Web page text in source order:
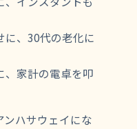
に、30代の老化に
、家計の電卓を叩
ハサウェイにな